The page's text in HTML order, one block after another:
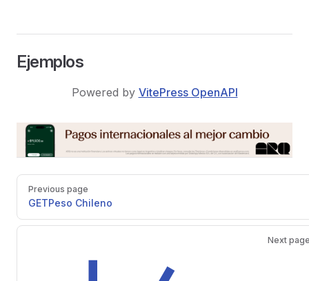
ArgentinaDatos
Ejemplos
Powered by VitePress OpenAPI
Pager
Previous page
GETPeso Chileno
Next